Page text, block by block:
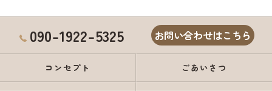
090-1922-5325 お問い合わせはこちら
コンセプト ごあいさつ